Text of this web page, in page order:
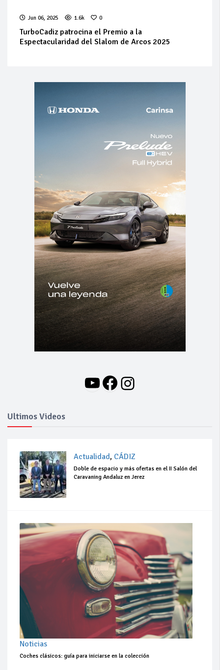
Jun 06, 2025 1.6k 0
TurboCadiz patrocina el Premio a la
Espectacularidad del Slalom de Arcos 2025
YouTube
Facebook
Instagram
Ultimos Videos
Actualidad, CÁDIZ
Doble de espacio y más ofertas en el II Salón del
Caravaning Andaluz en Jerez
Noticias
Coches clásicos: guía para iniciarse en la colección